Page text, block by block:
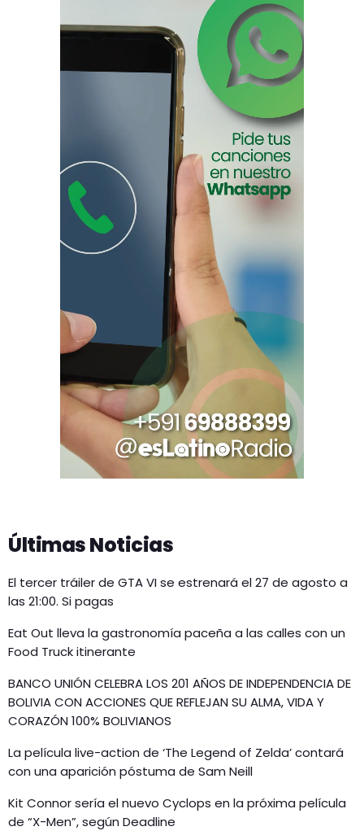
Últimas Noticias
El tercer tráiler de GTA VI se estrenará el 27 de agosto a
las 21:00. Si pagas
Eat Out lleva la gastronomía paceña a las calles con un
Food Truck itinerante
BANCO UNIÓN CELEBRA LOS 201 AÑOS DE INDEPENDENCIA DE
BOLIVIA CON ACCIONES QUE REFLEJAN SU ALMA, VIDA Y
CORAZÓN 100% BOLIVIANOS
La película live-action de ‘The Legend of Zelda’ contará
con una aparición póstuma de Sam Neill
Kit Connor sería el nuevo Cyclops en la próxima película
de “X-Men”, según Deadline